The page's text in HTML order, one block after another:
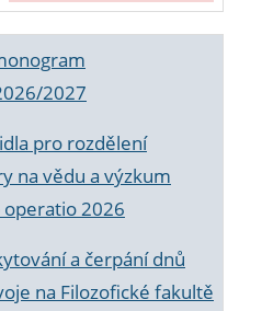
2027
pro rozdělení
na vědu a výzkum
operatio 2026
a čerpání dnů
na Filozofické fakultě